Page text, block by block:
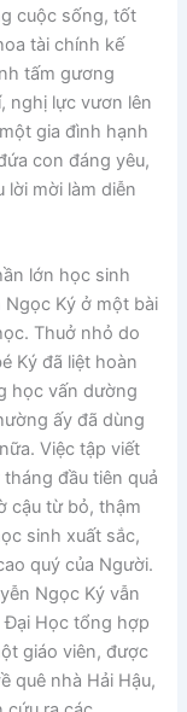
cuộc sống, tốt
tài chính kế
tấm gương
nghị lực vươn lên
gia đình hạnh
con đáng yêu,
mời làm diễn
lớn học sinh
Ký ở một bài
Thuở nhỏ do
Ký đã liệt hoàn
học vấn dường
ấy đã dùng
Việc tập viết
đầu tiên quả
cậu từ bỏ, thậm
sinh xuất sắc,
quý của Người.
Ngọc Ký vẫn
Đại Học tổng hợp
giáo viên, được
quê nhà Hải Hậu,